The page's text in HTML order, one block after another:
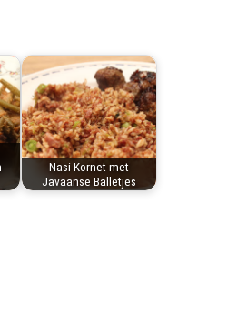
Nasi Kornet met
Javaanse Balletjes